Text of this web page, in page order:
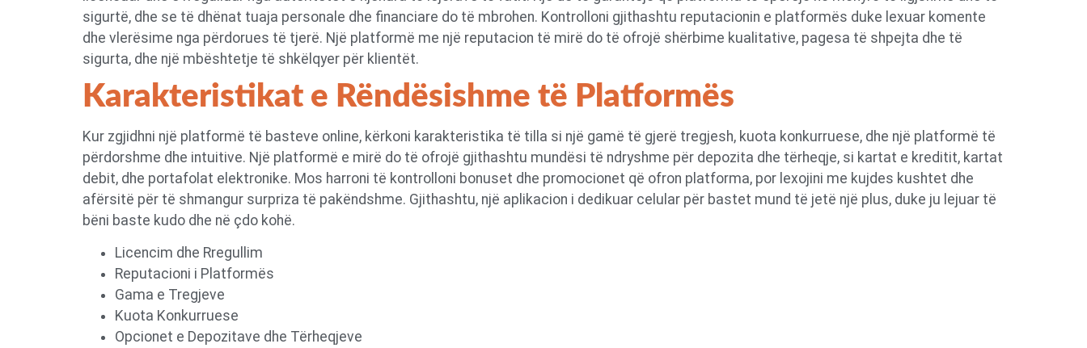
sigurtë, dhe se të dhënat tuaja personale dhe financiare do të mbrohen. Kontrolloni gjithashtu reputacionin e platformës duke lexuar komente
dhe vlerësime nga përdorues të tjerë. Një platformë me një reputacion të mirë do të ofrojë shërbime kualitative, pagesa të shpejta dhe të
sigurta, dhe një mbështetje të shkëlqyer për klientët.
Karakteristikat e Rëndësishme të Platformës
Kur zgjidhni një platformë të basteve online, kërkoni karakteristika të tilla si një gamë të gjerë tregjesh, kuota konkurruese, dhe një platformë të
përdorshme dhe intuitive. Një platformë e mirë do të ofrojë gjithashtu mundësi të ndryshme për depozita dhe tërheqje, si kartat e kreditit, kartat
debit, dhe portafolat elektronike. Mos harroni të kontrolloni bonuset dhe promocionet që ofron platforma, por lexojini me kujdes kushtet dhe
afërsitë për të shmangur surpriza të pakëndshme. Gjithashtu, një aplikacion i dedikuar celular për bastet mund të jetë një plus, duke ju lejuar të
bëni baste kudo dhe në çdo kohë.
Licencim dhe Rregullim
Reputacioni i Platformës
Gama e Tregjeve
Kuota Konkurruese
Opcionet e Depozitave dhe Tërheqjeve